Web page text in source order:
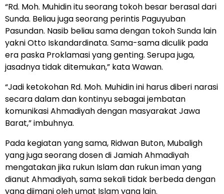
“Rd. Moh. Muhidin itu seorang tokoh besar berasal dari
Sunda. Beliau juga seorang perintis Paguyuban
Pasundan. Nasib beliau sama dengan tokoh Sunda lain
yakni Otto Iskandardinata. Sama-sama diculik pada
era paska Proklamasi yang genting. Serupa juga,
jasadnya tidak ditemukan,” kata Wawan.
“Jadi ketokohan Rd. Moh. Muhidin ini harus diberi narasi
secara dalam dan kontinyu sebagai jembatan
komunikasi Ahmadiyah dengan masyarakat Jawa
Barat,” imbuhnya.
Pada kegiatan yang sama, Ridwan Buton, Mubaligh
yang juga seorang dosen di Jamiah Ahmadiyah
mengatakan jika rukun Islam dan rukun iman yang
dianut Ahmadiyah, sama sekali tidak berbeda dengan
yang diimani oleh umat Islam yang lain.